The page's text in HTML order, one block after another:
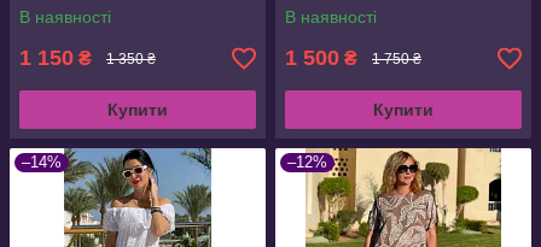
В наявності
1 150 ₴ 1 350 ₴
Купити
В наявності
1 500 ₴ 1 750 ₴
Купити
–14% –12%